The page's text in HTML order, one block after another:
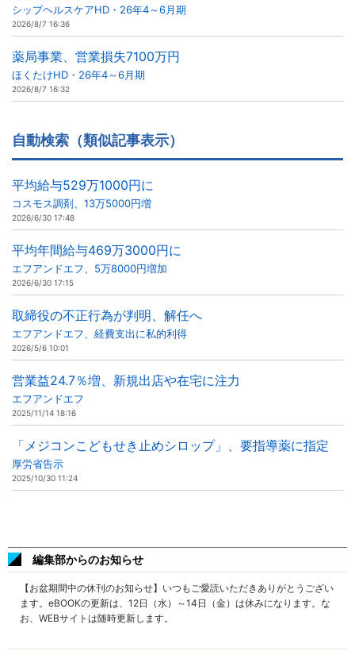
シップヘルスケアHD・26年4～6月期
2026/8/7 16:36
薬局事業、営業損失7100万円
ほくたけHD・26年4～6月期
2026/8/7 16:32
自動検索（類似記事表示）
平均給与529万1000円に
コスモス調剤、13万5000円増
2026/6/30 17:48
平均年間給与469万3000円に
エフアンドエフ、5万8000円増加
2026/6/30 17:15
取締役の不正行為が判明、解任へ
エフアンドエフ、経費支出に私的利得
2026/5/6 10:01
営業益24.7％増、新規出店や在宅に注力
エフアンドエフ
2025/11/14 18:16
「メジコンこどもせき止めシロップ」、要指導薬に指定
厚労省告示
2025/10/30 11:24
編集部からのお知らせ
【お盆期間中の休刊のお知らせ】いつもご愛読いただきありがとうござい
ます。eBOOKの更新は、12日（水）～14日（金）は休みになります。な
お、WEBサイトは随時更新します。